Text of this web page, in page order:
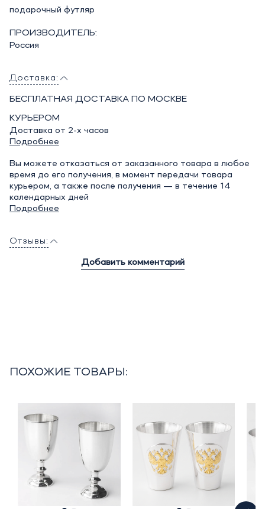
подарочный футляр
ПРОИЗВОДИТЕЛЬ:
Россия
Доставка:
БЕСПЛАТНАЯ ДОСТАВКА ПО МОСКВЕ
КУРЬЕРОМ
Доставка от 2-х часов
Подробнее
Вы можете отказаться от заказанного товара в любое
время до его получения, в момент передачи товара
курьером, а также после получения — в течение 14
календарных дней
Подробнее
Отзывы:
Добавить комментарий
ПОХОЖИЕ ТОВАРЫ: